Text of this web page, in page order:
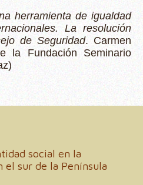
herramienta de igualdad
La resolución
de Seguridad. Carmen
la Fundación Seminario
social en la
el sur de la Península